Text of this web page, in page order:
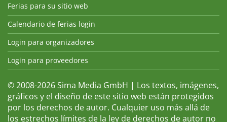
Ferias para su sitio web
Calendario de ferias login
Login para organizadores
Login para proveedores
© 2008-2026 Sima Media GmbH | Los textos, imágenes,
gráficos y el diseño de este sitio web están protegidos
por los derechos de autor. Cualquier uso más allá de
los estrechos límites de la ley de derechos de autor no